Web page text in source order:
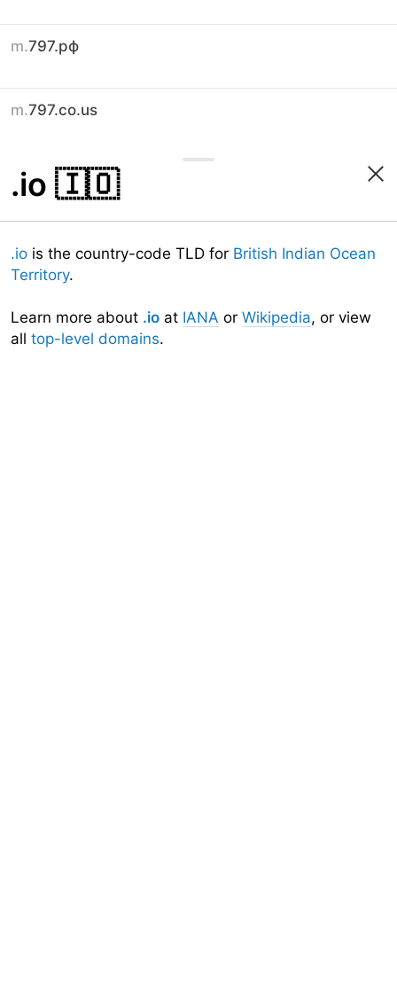
m.797.рф
m.797.co.us
.io 🇮🇴
.io is the country-code TLD for British Indian Ocean
Territory.
Learn more about .io at IANA or Wikipedia, or view
all top-level domains.